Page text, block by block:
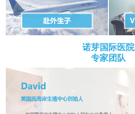
诺芽国际医院
专家团队